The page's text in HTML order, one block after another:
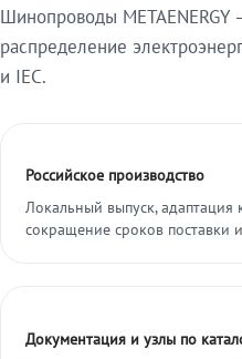
Шинопроводы METAENERGY
распределение
и IEC.
Российское производство
Локальный выпуск, адаптация
сокращение сроков поставки
Документация и узлы по